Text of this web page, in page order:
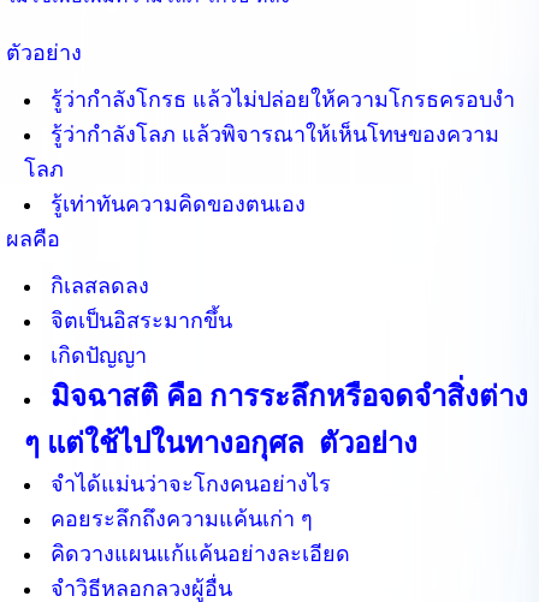
ตัวอย่าง
รู้ว่ากำลังโกรธ แล้วไม่ปล่อยให้ความโกรธครอบงำ
รู้ว่ากำลังโลภ แล้วพิจารณาให้เห็นโทษของความ
โลภ
รู้เท่าทันความคิดของตนเอง
ผลคือ
กิเลสลดลง
จิตเป็นอิสระมากขึ้น
เกิดปัญญา
มิจฉาสติ คือ การระลึกหรือจดจำสิ่งต่าง
ๆ แต่ใช้ไปในทางอกุศล ตัวอย่าง
จำได้แม่นว่าจะโกงคนอย่างไร
คอยระลึกถึงความแค้นเก่า ๆ
คิดวางแผนแก้แค้นอย่างละเอียด
จำวิธีหลอกลวงผู้อื่น